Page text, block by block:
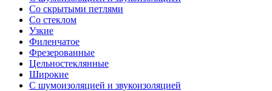
Со скрытыми петлями
Со стеклом
Узкие
Филенчатое
Фрезерованные
Цельностеклянные
Широкие
С шумоизоляцией и звукоизоляцией